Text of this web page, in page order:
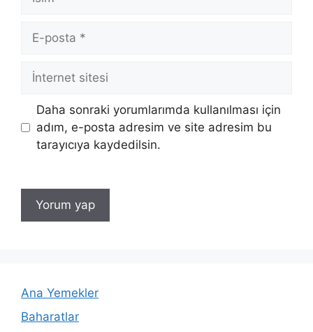
posta
İnternet
sitesi
Daha sonraki yorumlarımda kullanılması için
adım, e-posta adresim ve site adresim bu
tarayıcıya kaydedilsin.
Ana Yemekler
Baharatlar